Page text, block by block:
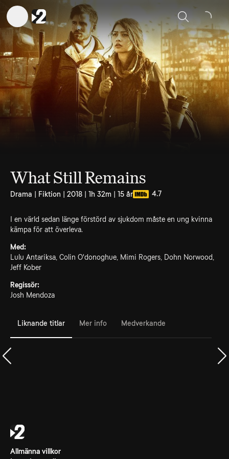
Sök
What Still Remains
Drama | Fiktion | 2018 | 1h 32m | 15 år 4.7
I en värld sedan länge förstörd av sjukdom måste en ung kvinna
kämpa för att överleva.
Med:
Lulu Antariksa, Colin O'donoghue, Mimi Rogers, Dohn Norwood,
Jeff Kober
Regissör:
Josh Mendoza
Liknande titlar Mer info Medverkande
Allmänna villkor